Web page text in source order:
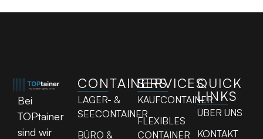
Bei
TOPtainer
sind wir
CONTAINERS
LAGER- &
SEECONTAINER
BÜRO &
SERVICES
KAUFCONTAINER
FLEXIBLES
CONTAINER
QUICK
LINKS
ÜBER UNS
KONTAKT